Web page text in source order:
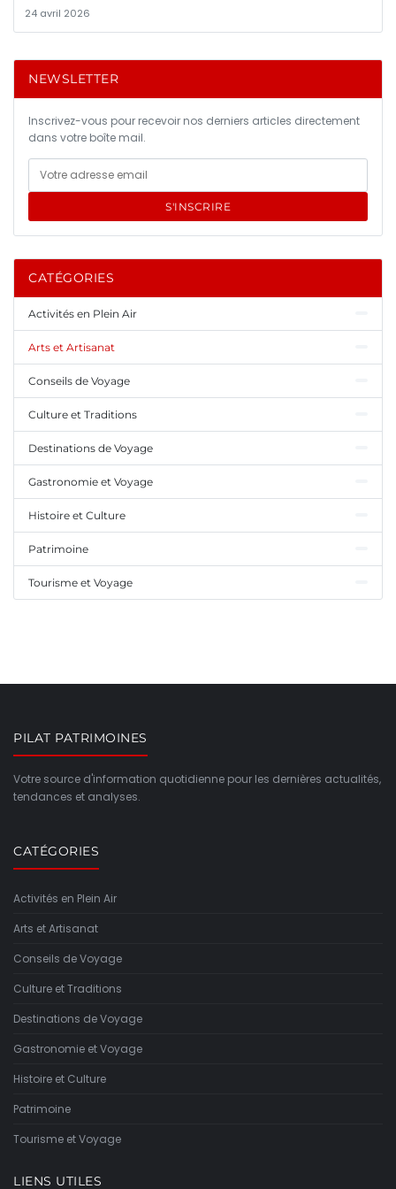
24 avril 2026
NEWSLETTER
Inscrivez-vous pour recevoir nos derniers articles directement
dans votre boîte mail.
S'INSCRIRE
CATÉGORIES
Activités en Plein Air
Arts et Artisanat
Conseils de Voyage
Culture et Traditions
Destinations de Voyage
Gastronomie et Voyage
Histoire et Culture
Patrimoine
Tourisme et Voyage
PILAT PATRIMOINES
Votre source d'information quotidienne pour les dernières actualités,
tendances et analyses.
CATÉGORIES
Activités en Plein Air
Arts et Artisanat
Conseils de Voyage
Culture et Traditions
Destinations de Voyage
Gastronomie et Voyage
Histoire et Culture
Patrimoine
Tourisme et Voyage
LIENS UTILES